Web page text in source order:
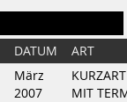
DATUM
ART
März
2007
MIT